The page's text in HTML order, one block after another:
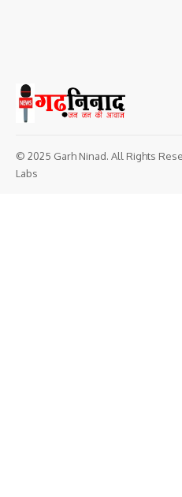
© 2025 Garh Ninad. All Rights
Labs